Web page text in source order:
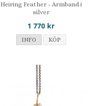
Heiring Feather - Armband i
silver
1 770 kr
INFO KÖP